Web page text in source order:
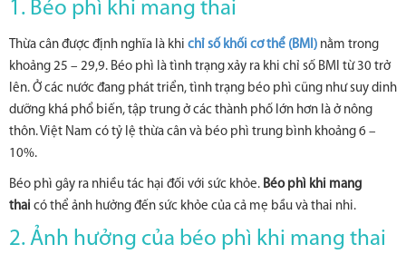
1. Béo phì khi mang thai
Thừa cân được định nghĩa là khi chỉ số khối cơ thể (BMI) nằm trong
khoảng 25 – 29,9. Béo phì là tình trạng xảy ra khi chỉ số BMI từ 30 trở
lên. Ở các nước đang phát triển, tình trạng béo phì cũng như suy dinh
dưỡng khá phổ biến, tập trung ở các thành phố lớn hơn là ở nông
thôn. Việt Nam có tỷ lệ thừa cân và béo phì trung bình khoảng 6 –
10%.
Béo phì gây ra nhiều tác hại đối với sức khỏe. Béo phì khi mang
thai có thể ảnh hưởng đến sức khỏe của cả mẹ bầu và thai nhi.
2. Ảnh hưởng của béo phì khi mang thai